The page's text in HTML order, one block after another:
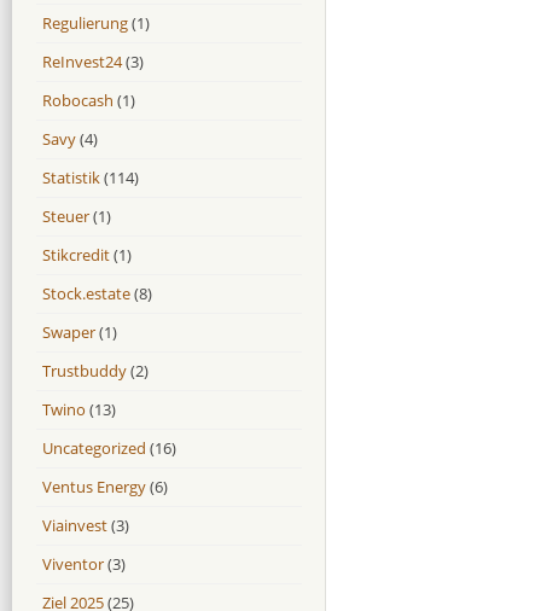
Regulierung(1)
ReInvest24(3)
Robocash (1)
Savy(4)
Statistik(114)
Steuer(1)
Stikcredit(1)
Stock.estate(8)
Swaper(1)
Trustbuddy(2)
Twino (13)
Uncategorized (16)
Ventus Energy(6)
Viainvest(3)
Viventor(3)
Ziel 2025(25)